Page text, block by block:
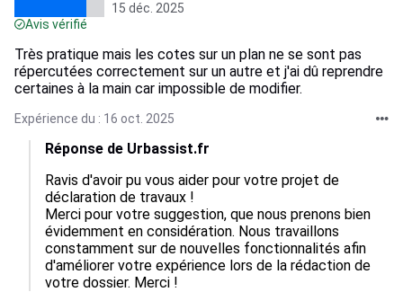
15 déc. 2025
Avis vérifié
Très pratique mais les cotes sur un plan ne se sont pas
répercutées correctement sur un autre et j'ai dû reprendre
certaines à la main car impossible de modifier.
Expérience du : 16 oct. 2025
Réponse de Urbassist.fr
Ravis d'avoir pu vous aider pour votre projet de
déclaration de travaux !
Merci pour votre suggestion, que nous prenons bien
évidemment en considération. Nous travaillons
constamment sur de nouvelles fonctionnalités afin
d'améliorer votre expérience lors de la rédaction de
votre dossier. Merci !